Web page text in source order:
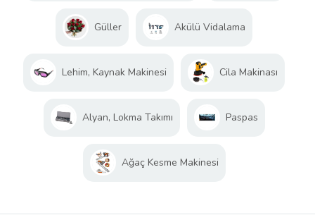
Güller Akülü Vidalama
Lehim, Kaynak Makinesi Cila Makinası
Alyan, Lokma Takımı Paspas
Ağaç Kesme Makinesi